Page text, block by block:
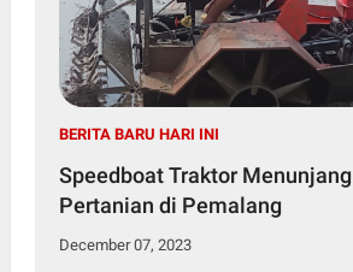
BERITA BARU HARI INI
Speedboat Traktor Menunjang Operasional
Pertanian di Pemalang
December 07, 2023